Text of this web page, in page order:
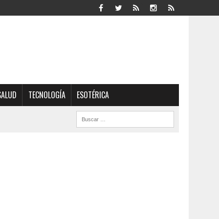
TECNOLOGÍA ESOTÉRICA